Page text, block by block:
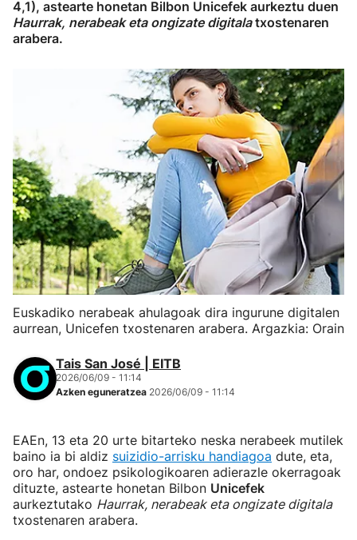
4,1), astearte honetan Bilbon Unicefek aurkeztu duen
Haurrak, nerabeak eta ongizate digitalatxostenaren
arabera.
Euskadiko nerabeak ahulagoak dira ingurune digitalen
aurrean, Unicefen txostenaren arabera. Argazkia: Orain
Tais San José | EITB
2026/06/09 - 11:14
Azken eguneratzea 2026/06/09 - 11:14
EAEn, 13 eta 20 urte bitarteko neska nerabeek mutilek
baino ia bi aldiz suizidio-arrisku handiagoa dute, eta,
oro har, ondoez psikologikoaren adierazle okerragoak
dituzte, astearte honetan Bilbon Unicefek
aurkeztutako Haurrak, nerabeak eta ongizate digitala
txostenaren arabera.